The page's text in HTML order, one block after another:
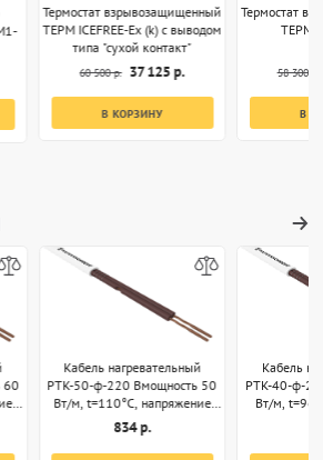
Термостат взрывозащищенный
ТЕРМ ICEFREE-Ex (k) с выводом
типа "сухой контакт"
60 500 р. 37 125 р.
В КОРЗИНУ
Термостат
ТЕРМ
58 300 р.
В
60
Кабель нагревательный
РТК-50-ф-220 Вмощность 50
Вт/м, t=110°С, напряжение
220В, секции 1м
834 р.
Кабель
РТК-40-ф-
Вт/м,